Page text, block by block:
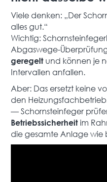
Viele denken: „Der
alles gut.“
Wichtig:
Abgaswege-
geregelt und können je
Intervallen anfallen.
Aber: Das ersetzt keine
den
— Schornsteinfeger
Betriebssicherheit im
die gesamte Anlage wie